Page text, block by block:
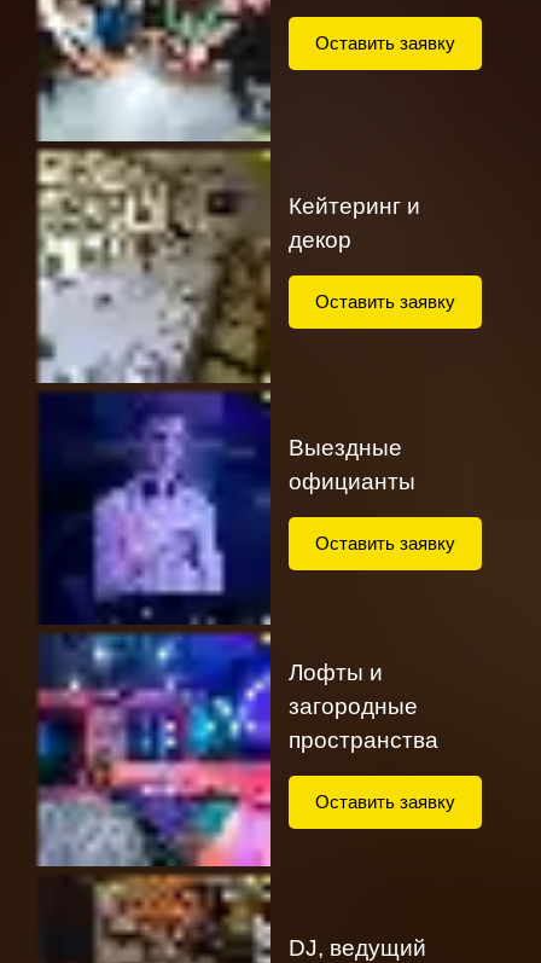
Оставить заявку
Кейтеринг и
декор
Оставить заявку
Выездные
официанты
Оставить заявку
Лофты и
загородные
пространства
Оставить заявку
DJ, ведущий